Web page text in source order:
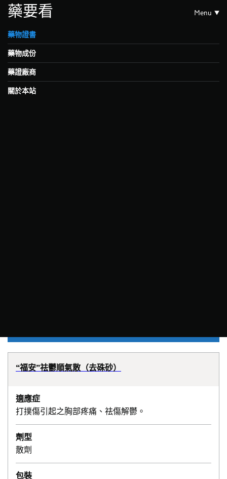
藥要看 Menu
藥物證書
藥物成份
藥證廠商
關於本站
“福安”祛鬱順氣散（去硃砂）
適應症
打撲傷引起之胸部疼痛、祛傷解鬱。
劑型
散劑
包裝